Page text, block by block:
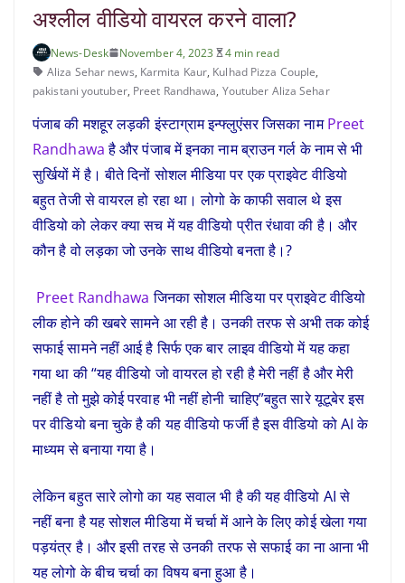
अश्लील वीडियो वायरल करने वाला?
News-Desk November 4, 2023
4 min read
Aliza Sehar news, Karmita Kaur, Kulhad Pizza Couple,
pakistani youtuber, Preet Randhawa, Youtuber Aliza Sehar
पंजाब की मशहूर लड़की इंस्टाग्राम इन्फ्लुएंसर जिसका नामPreet
Randhawaहै और पंजाब में इनका नाम ब्राउन गर्ल के नाम से भी
सुर्खियों में है। बीते दिनों सोशल मीडिया पर एक प्राइवेट वीडियो
बहुत तेजी से वायरल हो रहा था। लोगो के काफी सवाल थे इस
वीडियो को लेकर क्या सच में यह वीडियो प्रीत रंधावा की है। और
कौन है वो लड़का जो उनके साथ वीडियो बनता है।?
Preet Randhawa जिनका सोशल मीडिया पर प्राइवेट वीडियो
लीक होने की खबरे सामने आ रही है। उनकी तरफ से अभी तक कोई
सफाई सामने नहीं आई है सिर्फ एक बार लाइव वीडियो में यह कहा
गया था की “यह वीडियो जो वायरल हो रही है मेरी नहीं है और मेरी
नहीं है तो मुझे कोई परवाह भी नहीं होनी चाहिए”बहुत सारे यूटूबेर इस
पर वीडियो बना चुके है की यह वीडियो फर्जी है इस वीडियो को AI के
माध्यम से बनाया गया है।
लेकिन बहुत सारे लोगो का यह सवाल भी है की यह वीडियो AI से
नहीं बना है यह सोशल मीडिया में चर्चा में आने के लिए कोई खेला गया
पड़यंत्र है। और इसी तरह से उनकी तरफ से सफाई का ना आना भी
यह लोगो के बीच चर्चा का विषय बना हुआ है।